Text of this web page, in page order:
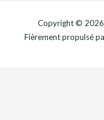
Copyright © 2026
Fièrement propulsé